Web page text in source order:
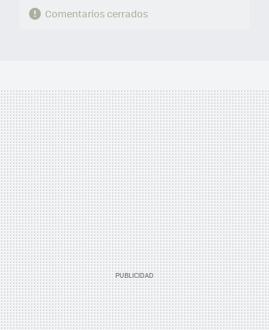
Comentarios cerrados